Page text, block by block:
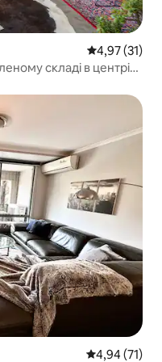
Середня
4,97 (31)
складі в центрі
Середня
4,94 (71)